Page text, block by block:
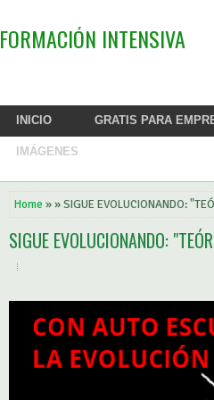
FORMACIÓN INTENSIVA
INICIO GRATIS PARA
IMÁGENES
Home » » SIGUE EVOLUCIONANDO:
SIGUE EVOLUCIONANDO: